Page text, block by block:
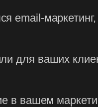
email-маркетинг,
для ваших
в вашем